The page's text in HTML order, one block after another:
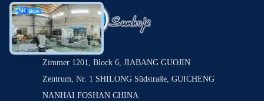
Zimmer 1201, Block 6, JIABANG GUOJIN
Zentrum, Nr. 1 SHILONG Südstraße, GUICHENG
NANHAI FOSHAN CHINA